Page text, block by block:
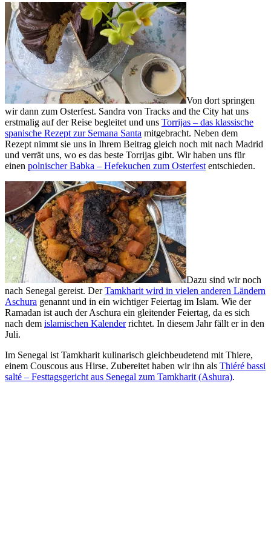
Von dort springen
wir dann zum Osterfest. Sandra von Tracks and the City hat uns
erstmalig auf der Reise begleitet und uns Torrijas – das klassische
spanische Rezept zur Semana Santa mitgebracht. Neben dem
Rezept nimmt sie uns in Ihrem Beitrag gleich noch mit nach Madrid
und verrät uns, wo es das beste Torrijas gibt. Wir haben uns für
einen polnischer Babka – Hefekuchen zum Osterfest entschieden.
Dazu sind wir noch
nach Senegal gereist. DerTamkharit wird in vielen anderen Ländern
Aschura genannt und in ein wichtiger Feiertag im Islam. Wie der
Ramadan ist auch der Aschura ein gleitender Feiertag, da es sich
nach dem islamischen Kalenderrichtet. In diesem Jahr fällt er in den
Juli.
Im Senegal ist Tamkharit kulinarisch gleichbeudetend mit Thiere,
einem Couscous aus Hirse. Zubereitet haben wir ihn als Thiéré bassi
salté – Festtagsgericht aus Senegal zum Tamkharit (Ashura).